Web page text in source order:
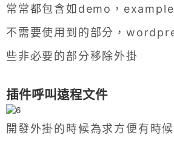
常常都包含如demo，
不需要使用到的部分，
些非必要的部分移除外掛
插件呼叫遠程文件
開發外掛的時候為求方便有時